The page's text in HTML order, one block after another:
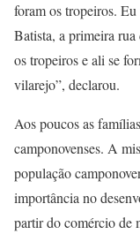
foram os tropeiros. Eu
Batista, a primeira rua
os tropeiros e ali se
vilarejo”, declarou.
Aos poucos as
camponovenses. A
população
importância no
partir do comércio de